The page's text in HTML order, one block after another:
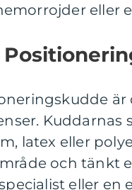
eller
latex eller
och tänkt
eller